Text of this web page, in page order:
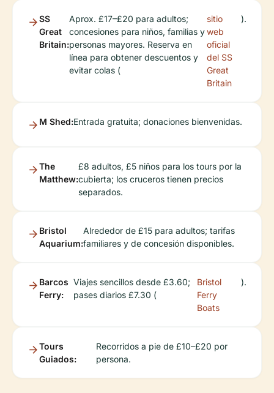
SS
Great
Britain:
Aprox. £17–£20 para adultos;
concesiones para niños, familias y
personas mayores. Reserva en
línea para obtener descuentos y
evitar colas (
sitio
web
oficial
del SS
Great
Britain
).
M Shed:Entrada gratuita; donaciones bienvenidas.
The
Matthew:
£8 adultos, £5 niños para los tours por la
cubierta; los cruceros tienen precios
separados.
Bristol
Aquarium:
Alrededor de £15 para adultos; tarifas
familiares y de concesión disponibles.
Barcos
Ferry:
Viajes sencillos desde £3.60;
pases diarios £7.30 (
Bristol
Ferry
Boats
).
Tours
Guiados:
Recorridos a pie de £10–£20 por
persona.